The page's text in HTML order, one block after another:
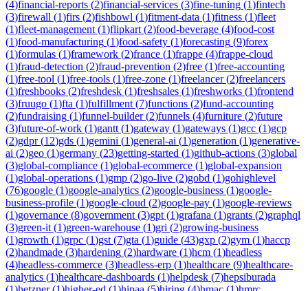
(4)financial-reports (2)financial-services (3)fine-tuning (1)fintech
(3)firewall (1)firs (2)fishbowl (1)fitment-data (1)fitness (1)fleet
(1)fleet-management (1)flipkart (2)food-beverage (4)food-cost
(1)food-manufacturing (1)food-safety (1)forecasting (9)forex
(1)formulas (1)framework (2)france (1)frappe (4)frappe-cloud
(1)fraud-detection (2)fraud-prevention (2)free (1)free-accounting
(1)free-tool (1)free-tools (1)free-zone (1)freelancer(2)freelancers
(1)freshbooks (2)freshdesk (1)freshsales (1)freshworks (1)frontend
(3)fruugo (1)fta (1)fulfillment (7)functions (2)fund-accounting
(2)fundraising (1)funnel-builder(2)funnels (4)furniture (2)future
(3)future-of-work (1)gantt (1)gateway (1)gateways (1)gcc (1)gcp
(2)gdpr(12)gds (1)gemini (1)general-ai (1)generation (1)generative-
ai (2)geo (1)germany (23)getting-started (1)github-actions (3)global
(3)global-compliance (1)global-ecommerce (1)global-expansion
(1)global-operations (1)gmp (2)go-live (2)gobd (1)gohighlevel
(76)google (1)google-analytics (2)google-business (1)google-
business-profile (1)google-cloud (2)google-pay (1)google-reviews
(1)governance (8)government (3)gpt (1)grafana (1)grants (2)graphql
(3)green-it (1)green-warehouse (1)gri (2)growing-business
(1)growth (1)grpc (1)gst (7)gta (1)guide (43)gxp (2)gym (1)haccp
(2)handmade (3)hardening (2)hardware (1)hcm (1)headless
(4)headless-commerce (3)headless-erp (1)healthcare (9)healthcare-
analytics (1)healthcare-dashboards (1)helpdesk (7)hepsiburada